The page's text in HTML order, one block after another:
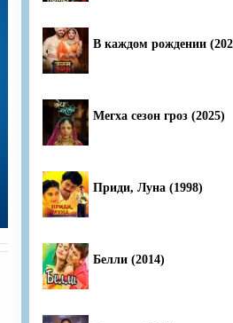
В каждом рождении
Мегха сезон гроз (2025)
Приди, Луна (1998)
Белли (2014)